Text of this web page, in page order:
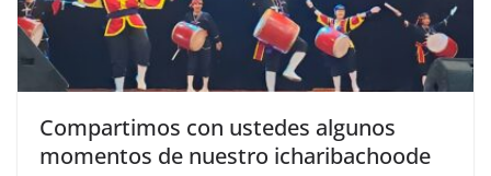
Compartimos con ustedes algunos
momentos de nuestro icharibachoode